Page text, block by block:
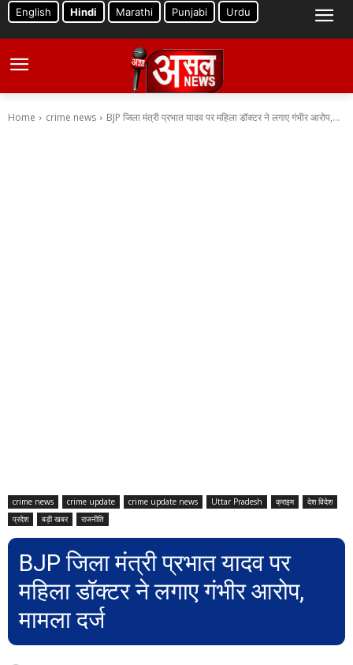
English Hindi Marathi Punjabi Urdu
Home crime news BJP जिला मंत्री प्रभात यादव पर महिला डॉक्टर ने लगाए गंभीर आरोप,...
crime news crime update crime update news Uttar Pradesh क्राइम
देश विदेश
प्रदेश
बड़ी खबर राजनीति
BJP जिला मंत्री प्रभात यादव पर
महिला डॉक्टर ने लगाए गंभीर आरोप,
मामला दर्ज